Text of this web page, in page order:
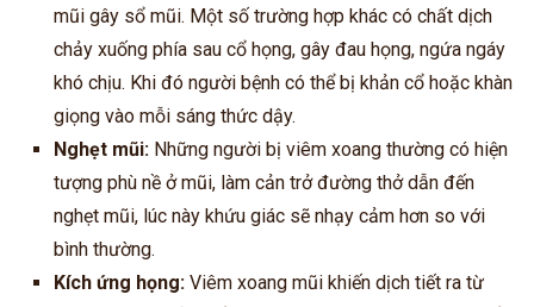
mũi gây sổ mũi. Một số trường hợp khác có chất dịch
chảy xuống phía sau cổ họng, gây đau họng, ngứa ngáy
khó chịu. Khi đó người bệnh có thể bị khản cổ hoặc khàn
giọng vào mỗi sáng thức dậy.
Nghẹt mũi: Những người bị viêm xoang thường có hiện
tượng phù nề ở mũi, làm cản trở đường thở dẫn đến
nghẹt mũi, lúc này khứu giác sẽ nhạy cảm hơn so với
bình thường.
Kích ứng họng: Viêm xoang mũi khiến dịch tiết ra từ